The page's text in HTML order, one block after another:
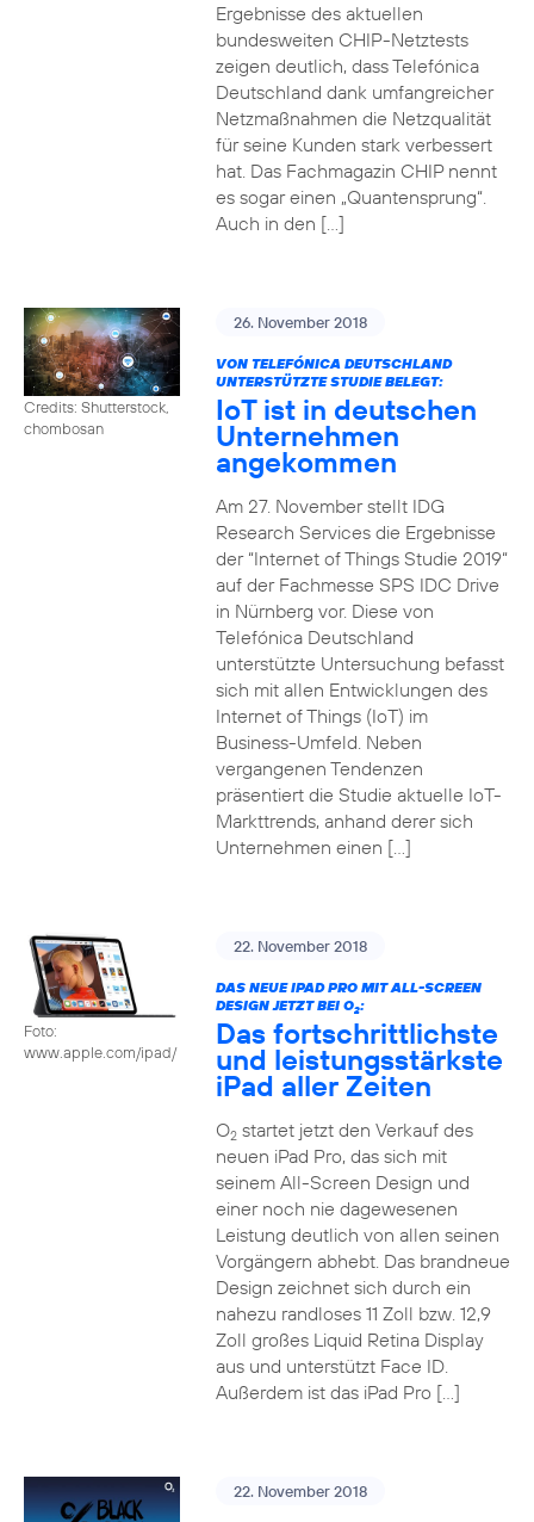
Ergebnisse des aktuellen
bundesweiten CHIP-Netztests
zeigen deutlich, dass Telefónica
Deutschland dank umfangreicher
Netzmaßnahmen die Netzqualität
für seine Kunden stark verbessert
hat. Das Fachmagazin CHIP nennt
es sogar einen „Quantensprung“.
Auch in den […]
Credits: Shutterstock,
chombosan
26. November 2018
VON TELEFÓNICA DEUTSCHLAND
UNTERSTÜTZTE STUDIE BELEGT:
IoT ist in deutschen
Unternehmen
angekommen
Am 27. November stellt IDG
Research Services die Ergebnisse
der “Internet of Things Studie 2019“
auf der Fachmesse SPS IDC Drive
in Nürnberg vor. Diese von
Telefónica Deutschland
unterstützte Untersuchung befasst
sich mit allen Entwicklungen des
Internet of Things (IoT) im
Business-Umfeld. Neben
vergangenen Tendenzen
präsentiert die Studie aktuelle IoT-
Markttrends, anhand derer sich
Unternehmen einen […]
Foto:
www.apple.com/ipad/
22. November 2018
DAS NEUE IPAD PRO MIT ALL-SCREEN
DESIGN JETZT BEI O2:
Das fortschrittlichste
und leistungsstärkste
iPad aller Zeiten
O2startet jetzt den Verkauf des
neuen iPad Pro, das sich mit
seinem All-Screen Design und
einer noch nie dagewesenen
Leistung deutlich von allen seinen
Vorgängern abhebt. Das brandneue
Design zeichnet sich durch ein
nahezu randloses 11 Zoll bzw. 12,9
Zoll großes Liquid Retina Display
aus und unterstützt Face ID.
Außerdem ist das iPad Pro […]
22. November 2018